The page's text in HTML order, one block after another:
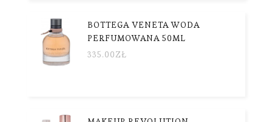
BOTTEGA VENETA WODA
PERFUMOWANA 50ML
335.00ZŁ